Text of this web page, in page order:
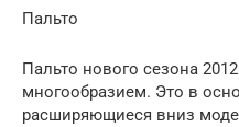
Пальто
Пальто нового сезона
многообразием. Это в
расширяющиеся вниз